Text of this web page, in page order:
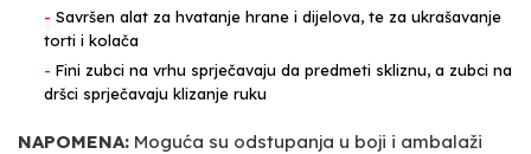
- Savršen alat za hvatanje hrane i dijelova, te za ukrašavanje
torti i kolača
- Fini zubci na vrhu sprječavaju da predmeti skliznu, a zubci na
dršci sprječavaju klizanje ruku
NAPOMENA: Moguća su odstupanja u boji i ambalaži